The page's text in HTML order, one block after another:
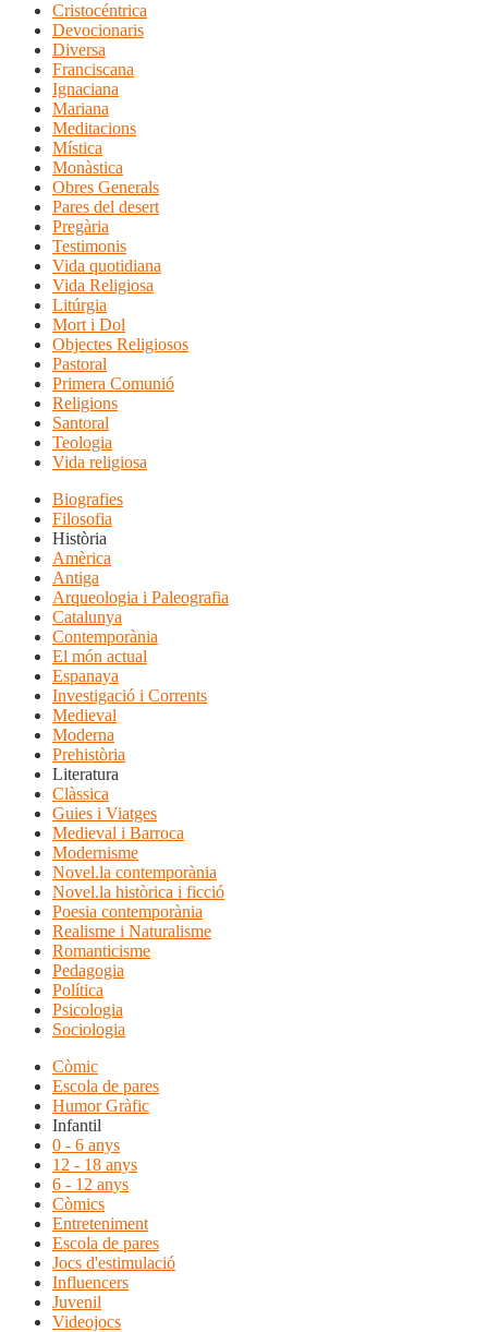
Cristocéntrica
Devocionaris
Diversa
Franciscana
Ignaciana
Mariana
Meditacions
Mística
Monàstica
Obres Generals
Pares del desert
Pregària
Testimonis
Vida quotidiana
Vida Religiosa
Litúrgia
Mort i Dol
Objectes Religiosos
Pastoral
Primera Comunió
Religions
Santoral
Teologia
Vida religiosa
Biografies
Filosofia
Història
Amèrica
Antiga
Arqueologia i Paleografia
Catalunya
Contemporània
El món actual
Espanaya
Investigació i Corrents
Medieval
Moderna
Prehistòria
Literatura
Clàssica
Guies i Viatges
Medieval i Barroca
Modernisme
Novel.la contemporània
Novel.la històrica i ficció
Poesia contemporània
Realisme i Naturalisme
Romanticisme
Pedagogia
Política
Psicologia
Sociologia
Còmic
Escola de pares
Humor Gràfic
Infantil
0 - 6 anys
12 - 18 anys
6 - 12 anys
Còmics
Entreteniment
Escola de pares
Jocs d'estimulació
Influencers
Juvenil
Videojocs